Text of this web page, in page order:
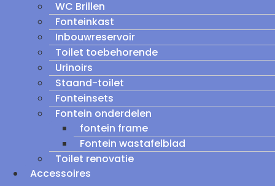
WC Brillen
Fonteinkast
Inbouwreservoir
Toilet toebehorende
Urinoirs
Staand-toilet
Fonteinsets
Fontein onderdelen
fontein frame
Fontein wastafelblad
Toilet renovatie
Accessoires